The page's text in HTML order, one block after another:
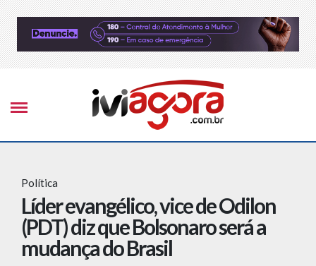
Política
Líder evangélico, vice de Odilon
(PDT) diz que Bolsonaro será a
mudança do Brasil